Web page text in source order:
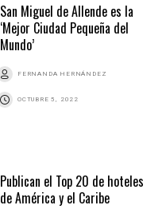
San Miguel de Allende es la
‘Mejor Ciudad Pequeña del
Mundo’
FERNANDA HERNÁNDEZ
OCTUBRE 5, 2022
Publican el Top 20 de hoteles
de América y el Caribe